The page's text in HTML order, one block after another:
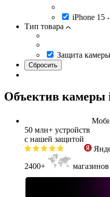
iPhone 15
Тип товара
Защита камеры
Объектив камеры
50 млн+ устройств
с нашей защитой
2400+